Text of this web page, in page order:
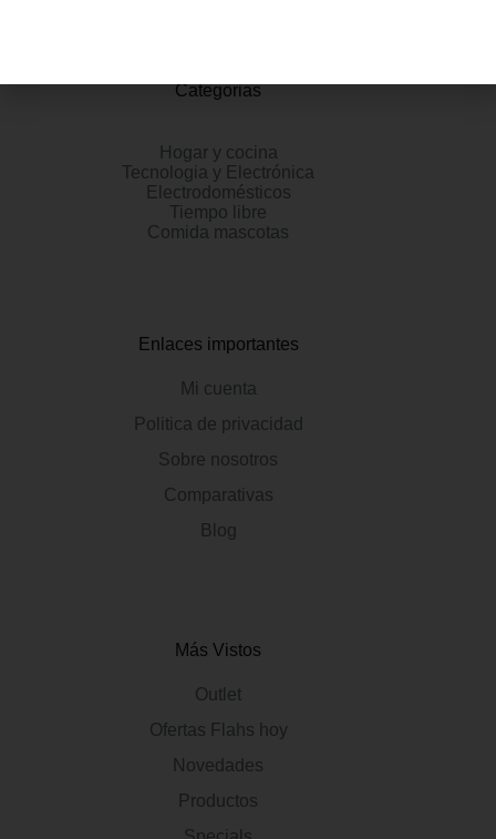
Categorias
Hogar y cocina
Tecnologia y Electrónica
Electrodomésticos
Tiempo libre
Comida mascotas
Enlaces importantes
Mi cuenta
Politica de privacidad
Sobre nosotros
Comparativas
Blog
Más Vistos
Outlet
Ofertas Flahs hoy
Novedades
Productos